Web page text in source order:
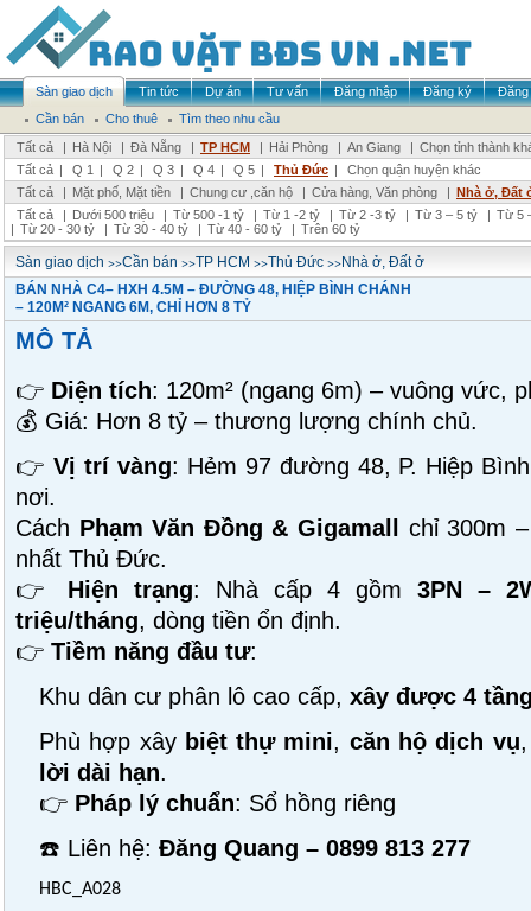
Sàn giao dịch Tin tức Dự án Tư vấn Đăng nhập Đăng ký
Đăng
Cần bán
Cho thuê
Tìm theo nhu cầu
Tất cả
| Hà Nội | Đà Nẵng | TP HCM | Hải Phòng | An Giang | Chọn tỉnh thành
Tất cả | Q 1 | Q 2 | Q 3 | Q 4 | Q 5 | Thủ Đức |
Chọn quận huyện khác
Tất cả
| Mặt phố, Mặt tiền | Chung cư ,căn hộ | Cửa hàng, Văn phòng | Nhà ở, Đất
Tất cả
| Dưới 500 triệu | Từ 500 -1 tỷ | Từ 1 -2 tỷ | Từ 2 -3 tỷ | Từ 3 – 5 tỷ | Từ 5
| Từ 20 - 30 tỷ | Từ 30 - 40 tỷ | Từ 40 - 60 tỷ | Trên 60 tỷ
Sàn giao dịch >>Cần bán >>TP HCM >>Thủ Đức >>Nhà ở, Đất ở
BÁN NHÀ C4– HXH 4.5M – ĐƯỜNG 48, HIỆP BÌNH CHÁNH
– 120M² NGANG 6M, CHỈ HƠN 8 TỶ
MÔ TẢ
👉 Diện tích: 120m² (ngang 6m) – vuông vức,
💰 Giá: Hơn 8 tỷ – thương lượng chính chủ.
👉 Vị trí vàng: Hẻm 97 đường 48, P. Hiệp
nơi.
Cách Phạm Văn Đồng & Gigamall
chỉ 300m
nhất Thủ Đức.
👉 Hiện trạng: Nhà cấp 4 gồm 3PN –
triệu/tháng, dòng tiền ổn định.
👉 Tiềm năng đầu tư:
Khu dân cư phân lô cao cấp, xây được 4
Phù hợp xây biệt thự mini, căn hộ dịch vụ
lời dài hạn.
👉 Pháp lý chuẩn: Sổ hồng riêng
☎️ Liên hệ: Đăng Quang – 0899 813 277
HBC_A028